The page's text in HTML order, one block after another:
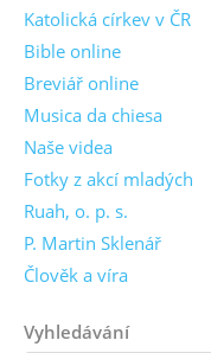
Katolická církev v ČR
Bible online
Breviář online
Musica da chiesa
Naše videa
Fotky z akcí mladých
Ruah, o. p. s.
P. Martin Sklenář
Člověk a víra
Vyhledávání